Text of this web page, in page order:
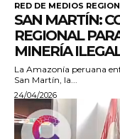
RED DE MEDIOS
SAN MARTÍN:
REGIONAL
MINERÍA
La Amazonía peruana
San Martín, la...
24/04/2026